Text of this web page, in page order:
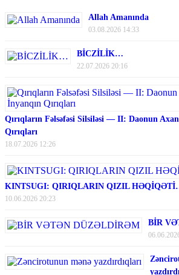
Allah Amanında
03.08.2026 14:33
BİCZİLİK…
22.07.2026 20:16
Qırıqların Fəlsəfəsi Silsiləsi — II: Daonun
Qırıqları
18.07.2026 12:26
KINTSUGI: QIRIQLARIN QIZIL
10.06.2026 20:23
BİR